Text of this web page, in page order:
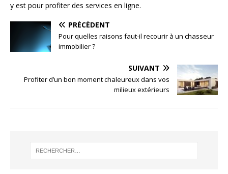
y est pour profiter des services en ligne.
PRÉCÉDENT
Pour quelles raisons faut-il recourir à un chasseur
immobilier ?
SUIVANT
Profiter d’un bon moment chaleureux dans vos
milieux extérieurs